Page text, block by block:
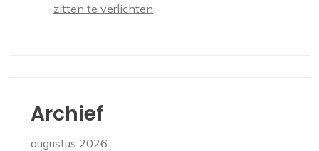
zitten te verlichten
Archief
augustus 2026